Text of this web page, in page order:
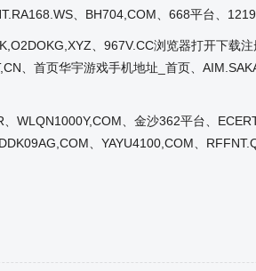
、BH704,COM、668平台、
、967V.CC浏览器打开下
、首页华宇游戏手机地址_首页、
WLQN1000Y,COM、金沙362平台、
、YAYU4100,COM、